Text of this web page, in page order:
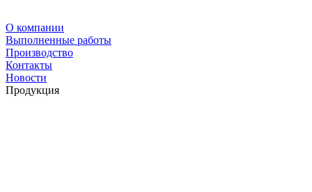
О компании
Выполненные работы
Производство
Контакты
Новости
Продукция